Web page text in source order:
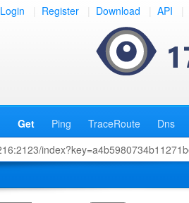
Login Register Download API
Get Ping TraceRoute Dns